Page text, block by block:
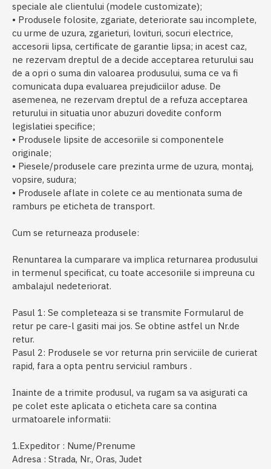
speciale ale clientului (modele customizate);
• Produsele folosite, zgariate, deteriorate sau incomplete,
cu urme de uzura, zgarieturi, lovituri, socuri electrice,
accesorii lipsa, certificate de garantie lipsa; in acest caz,
ne rezervam dreptul de a decide acceptarea returului sau
de a opri o suma din valoarea produsului, suma ce va fi
comunicata dupa evaluarea prejudiciilor aduse. De
asemenea, ne rezervam dreptul de a refuza acceptarea
returului in situatia unor abuzuri dovedite conform
legislatiei specifice;
• Produsele lipsite de accesoriile si componentele
originale;
• Piesele/produsele care prezinta urme de uzura, montaj,
vopsire, sudura;
• Produsele aflate in colete ce au mentionata suma de
ramburs pe eticheta de transport.
Cum se returneaza produsele:
Renuntarea la cumparare va implica returnarea produsului
in termenul specificat, cu toate accesoriile si impreuna cu
ambalajul nedeteriorat.
Pasul 1: Se completeaza si se transmite Formularul de
retur pe care-l gasiti mai jos. Se obtine astfel un Nr.de
retur.
Pasul 2: Produsele se vor returna prin serviciile de curierat
rapid, fara a opta pentru serviciul ramburs .
Inainte de a trimite produsul, va rugam sa va asigurati ca
pe colet este aplicata o eticheta care sa contina
urmatoarele informatii:
1.Expeditor : Nume/Prenume
Adresa : Strada, Nr., Oras, Judet